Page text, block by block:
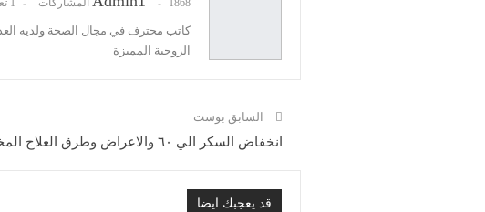
1868 المشاركات 1 تعليقات
كاتب محترف في مجال الصحة ولديه
الزوجية المميزة
السابق بوست
انخفاض السكر الي ٦٠ والاعراض وطرق العلاج المختلفة والاسباب
قد يعجبك ايضا